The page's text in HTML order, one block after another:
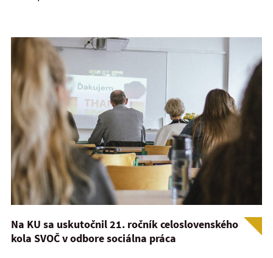
Na KU sa uskutočnil 21. ročník celoslovenského
kola SVOČ v odbore sociálna práca